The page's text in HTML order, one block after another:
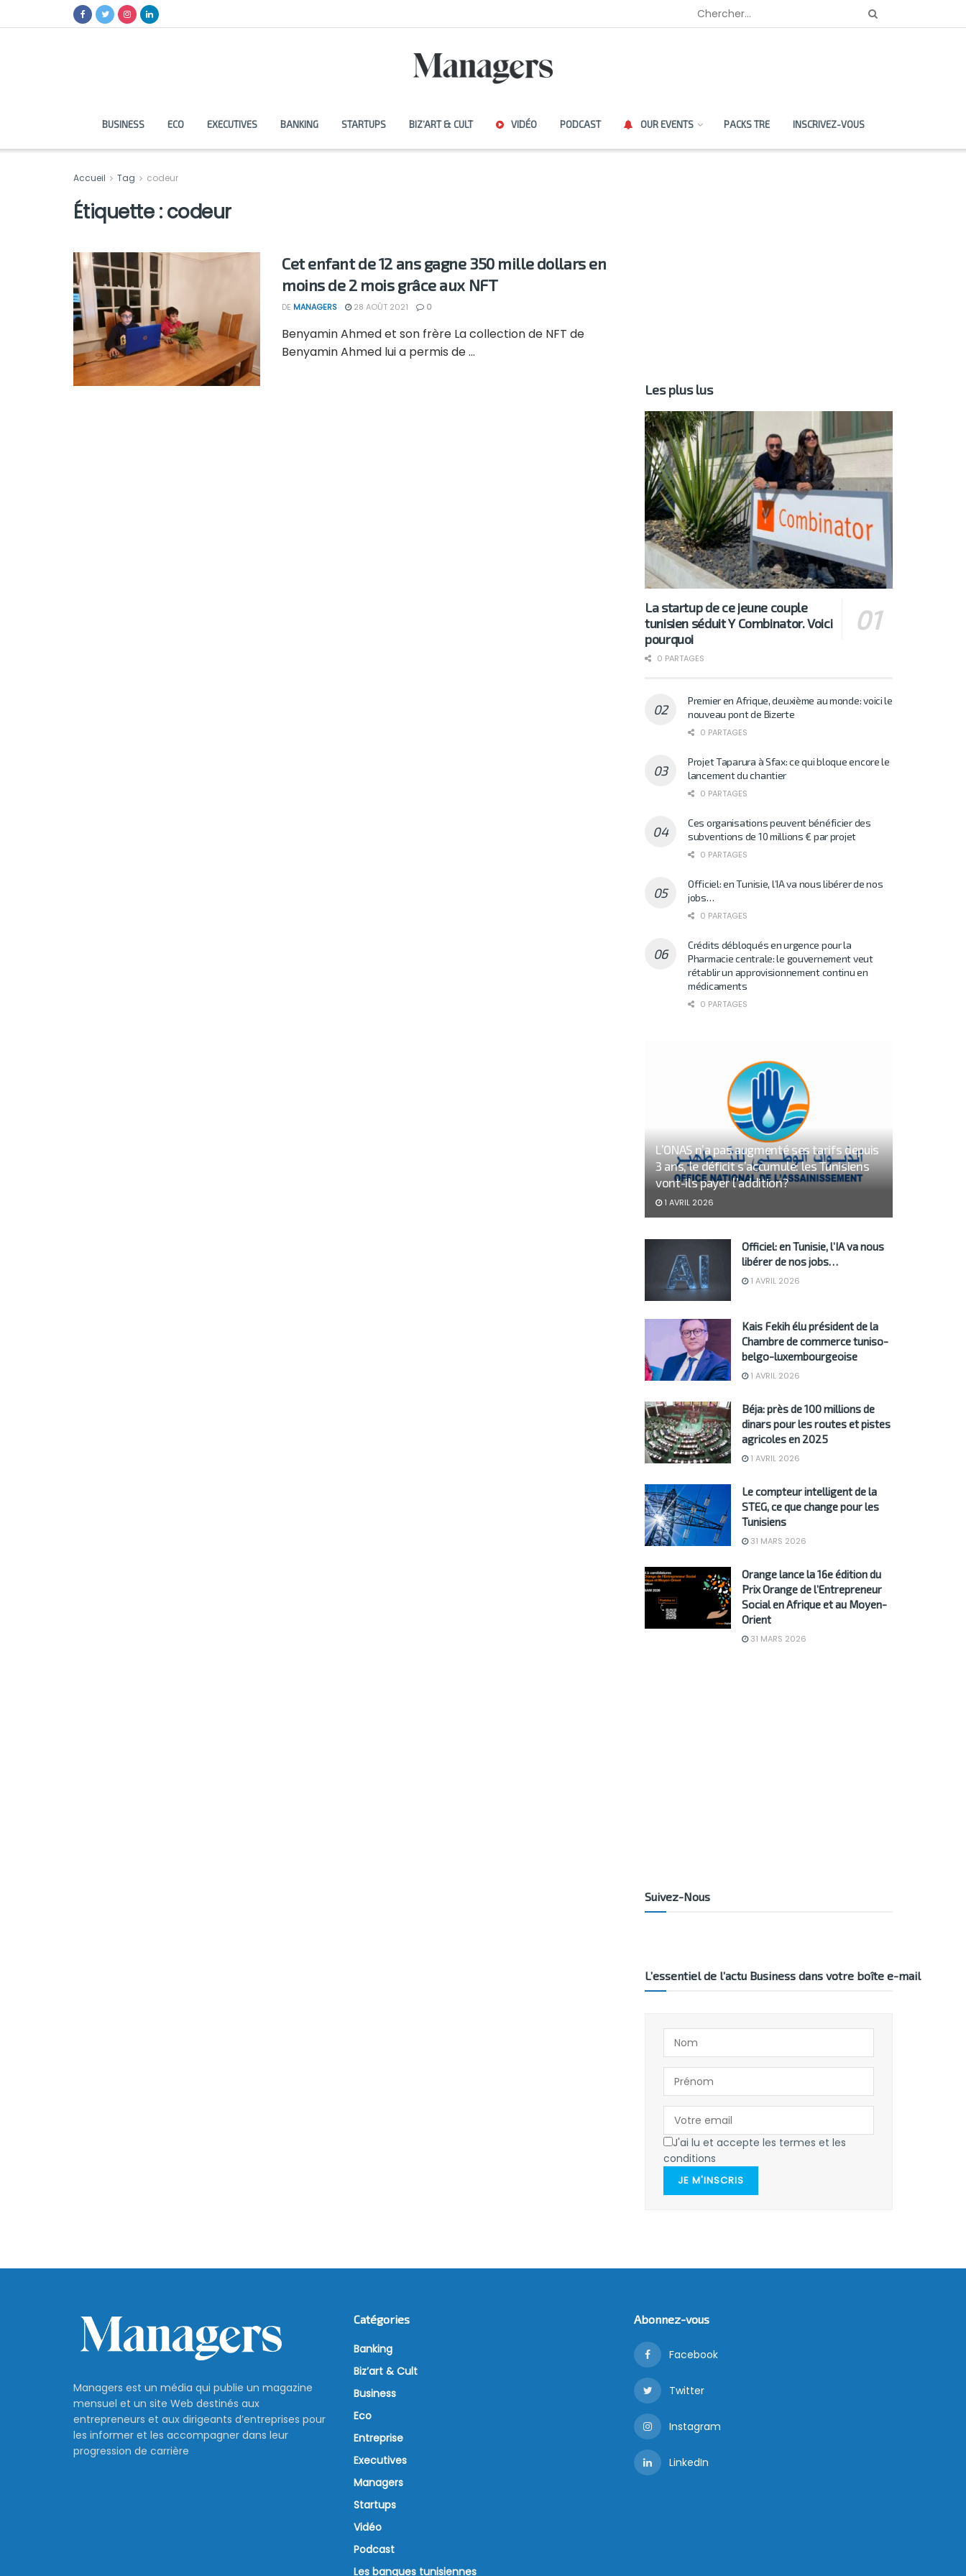
BUSINESS ECO EXECUTIVES BANKING STARTUPS BIZ’ART & CULT VIDÉO PODCAST OUR EVENTS PACKS TRE INSCRIVEZ-VOUS
Accueil Tag codeur
Étiquette :codeur
Cet enfant de 12 ans gagne 350 mille dollars en
moins de 2 mois grâce aux NFT
DE MANAGERS 28 AOÛT 2021 0
Benyamin Ahmed et son frère La collection de NFT de
Benyamin Ahmed lui a permis de ...
Les plus lus
La startup de ce jeune couple
tunisien séduit Y Combinator. Voici
pourquoi
0 PARTAGES
Premier en Afrique, deuxième au monde: voici le
nouveau pont de Bizerte
0 PARTAGES
Projet Taparura à Sfax: ce qui bloque encore le
lancement du chantier
0 PARTAGES
Ces organisations peuvent bénéficier des
subventions de 10 millions € par projet
0 PARTAGES
Officiel: en Tunisie, l’IA va nous libérer de nos
jobs…
0 PARTAGES
Crédits débloqués en urgence pour la
Pharmacie centrale: le gouvernement veut
rétablir un approvisionnement continu en
médicaments
0 PARTAGES
L’ONAS n’a pas augmenté ses tarifs depuis
3 ans, le déficit s’accumule: les Tunisiens
vont-ils payer l’addition?
1 AVRIL 2026
Officiel: en Tunisie, l’IA va nous
libérer de nos jobs…
1 AVRIL 2026
Kais Fekih élu président de la
Chambre de commerce tuniso-
belgo-luxembourgeoise
1 AVRIL 2026
Béja: près de 100 millions de
dinars pour les routes et pistes
agricoles en 2025
1 AVRIL 2026
Le compteur intelligent de la
STEG, ce que change pour les
Tunisiens
31 MARS 2026
Orange lance la 16e édition du
Prix Orange de l’Entrepreneur
Social en Afrique et au Moyen-
Orient
31 MARS 2026
Suivez-Nous
L’essentiel de l’actu Business dans votre boîte e-mail
J'ai lu et accepte les termes et les
conditions
JE M'INSCRIS
Managers est un média qui publie un magazine
mensuel et un site Web destinés aux
entrepreneurs et aux dirigeants d’entreprises pour
les informer et les accompagner dans leur
progression de carrière
Catégories
Banking
Biz’art & Cult
Business
Eco
Entreprise
Executives
Managers
Startups
Vidéo
Podcast
Les banques tunisiennes
Abonnez-vous
Facebook
Twitter
Instagram
LinkedIn